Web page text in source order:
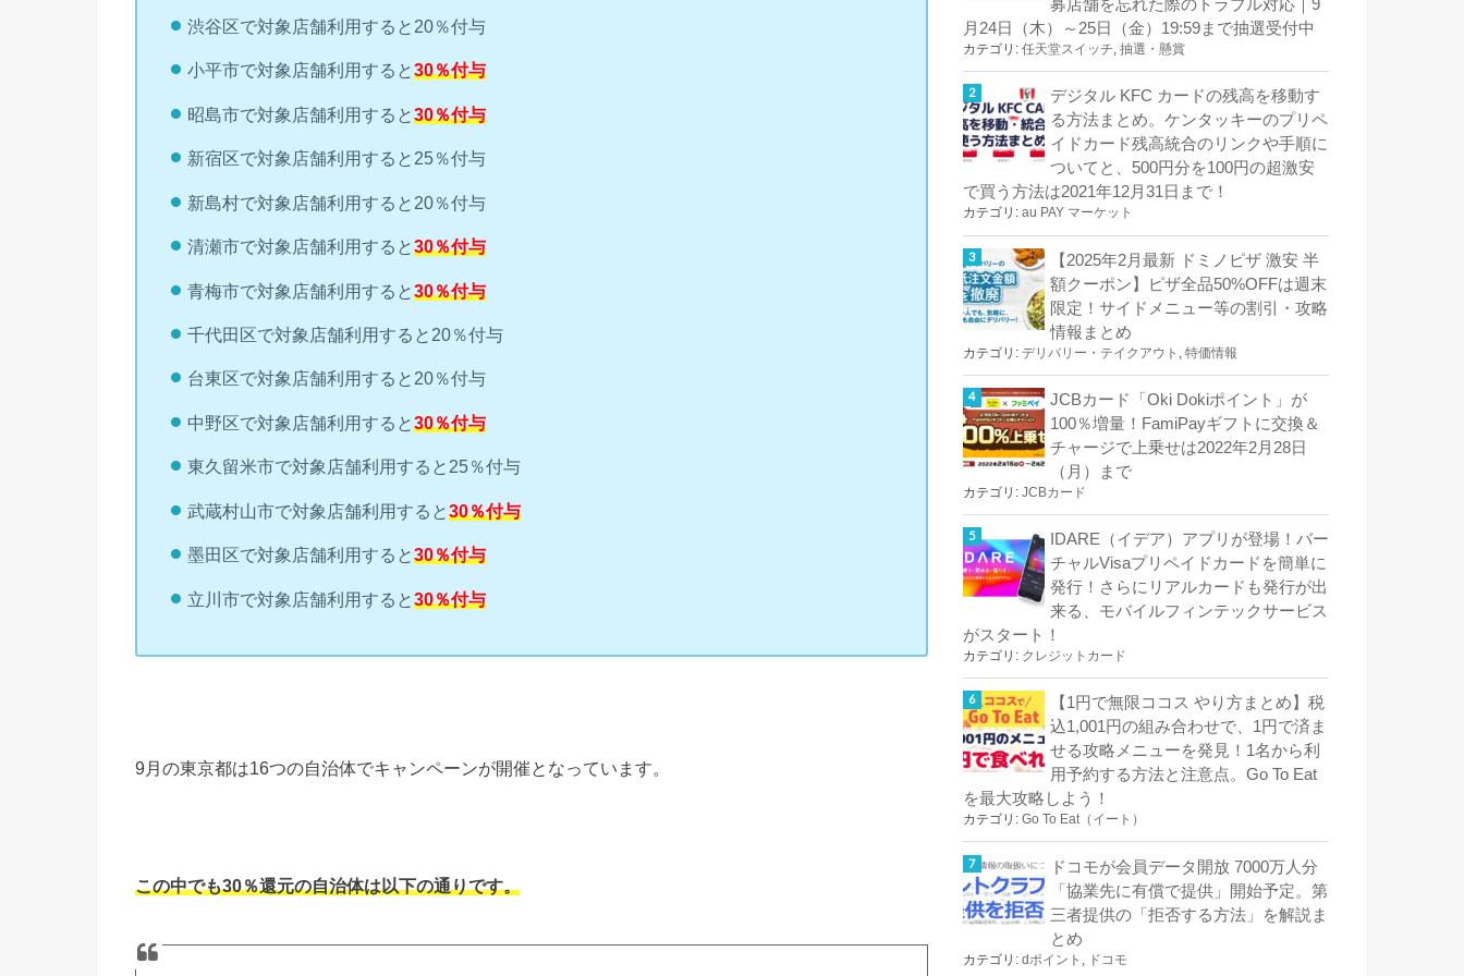
渋谷区で対象店舗利用すると20％付与
小平市で対象店舗利用すると30％付与
昭島市で対象店舗利用すると30％付与
新宿区で対象店舗利用すると25％付与
新島村で対象店舗利用すると20％付与
清瀬市で対象店舗利用すると30％付与
青梅市で対象店舗利用すると30％付与
千代田区で対象店舗利用すると20％付与
台東区で対象店舗利用すると20％付与
中野区で対象店舗利用すると30％付与
東久留米市で対象店舗利用すると25％付与
武蔵村山市で対象店舗利用すると30％付与
墨田区で対象店舗利用すると30％付与
立川市で対象店舗利用すると30％付与
9月の東京都は16つの自治体でキャンペーンが開催となっています。
この中でも30％還元の自治体は以下の通りです。
募店舗を忘れた際のトラブル対応｜9
月24日（木）～25日（金）19:59まで抽選受付中
カテゴリ: 任天堂スイッチ, 抽選・懸賞
デジタル KFC カードの残高を移動す
る方法まとめ。ケンタッキーのプリペ
イドカード残高統合のリンクや手順に
ついてと、500円分を100円の超激安
で買う方法は2021年12月31日まで！
カテゴリ: au PAY マーケット
【2025年2月最新 ドミノピザ 激安 半
額クーポン】ピザ全品50%OFFは週末
限定！サイドメニュー等の割引・攻略
情報まとめ
カテゴリ: デリバリー・テイクアウト 特価情報
JCBカード「Oki Dokiポイント」が
100％増量！FamiPayギフトに交換＆
チャージで上乗せは2022年2月28日
（月）まで
カテゴリ: JCBカード
IDARE（イデア）アプリが登場！バー
チャルVisaプリペイドカードを簡単に
発行！さらにリアルカードも発行が出
来る、モバイルフィンテックサービス
がスタート！
カテゴリ: クレジットカード
【1円で無限ココス やり方まとめ】税
込1,001円の組み合わせで、1円で済ま
せる攻略メニューを発見！1名から利
用予約する方法と注意点。Go To Eat
を最大攻略しよう！
カテゴリ: Go To Eat（イート）
ドコモが会員データ開放 7000万人分
「協業先に有償で提供」開始予定。第
三者提供の「拒否する方法」を解説ま
とめ
カテゴリ: dポイント ドコモ